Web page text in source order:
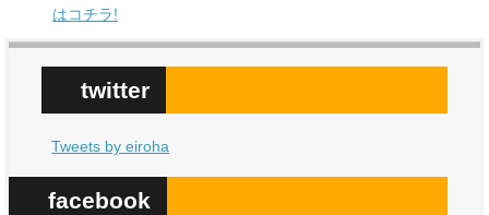
はコチラ!
twitter
Tweets by eiroha
facebook